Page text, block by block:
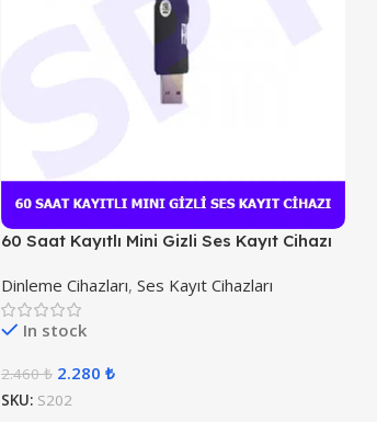
60 Saat Kayıtlı Mini Gizli Ses Kayıt Cihazı
Dinleme Cihazları, Ses Kayıt Cihazları
In stock
2.460₺ 2.280 ₺
SKU: S202